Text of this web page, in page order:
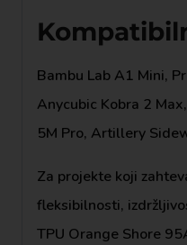
Bambu Lab A1 Mini,
Anycubic Kobra 2
5M Pro, Artillery
Za projekte koji
fleksibilnosti,
TPU Orange Shore